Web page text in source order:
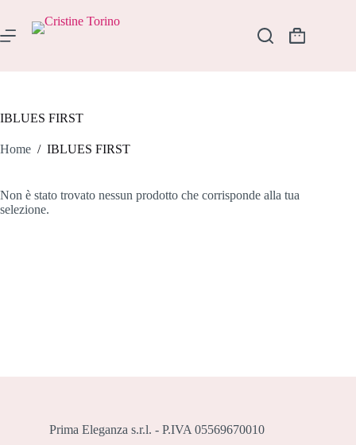
contenuto
Carrello
IBLUES FIRST
Home / IBLUES FIRST
Non è stato trovato nessun prodotto che corrisponde alla tua
selezione.
Prima Eleganza s.r.l. - P.IVA 05569670010